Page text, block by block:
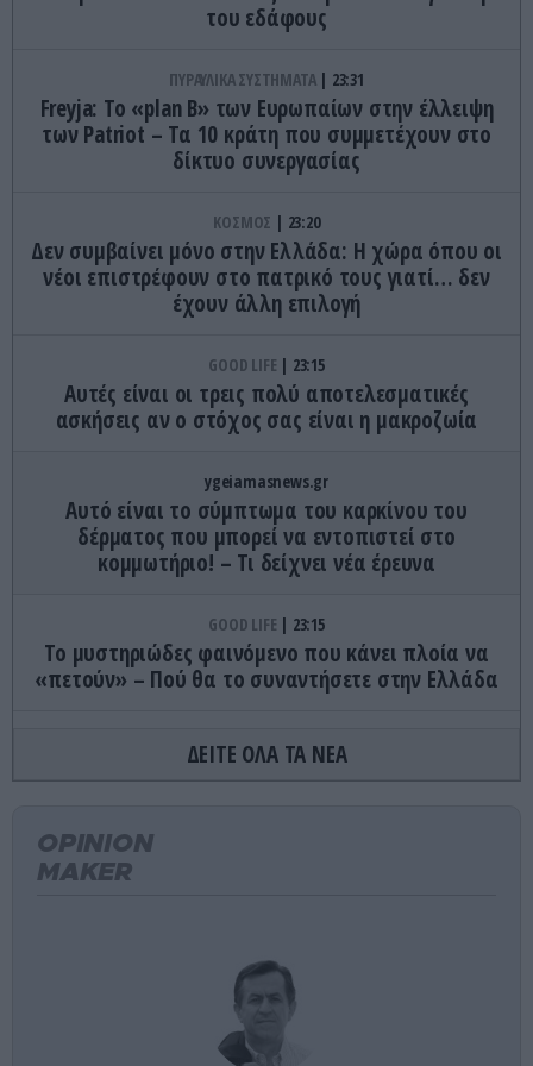
του εδάφους
ΠΥΡΑΥΛΙΚΑ ΣΥΣΤΗΜΑΤΑ 23:31
Freyja: Το «plan Β» των Ευρωπαίων στην έλλειψη
των Patriot – Τα 10 κράτη που συμμετέχουν στο
δίκτυο συνεργασίας
ΚΟΣΜΟΣ 23:20
Δεν συμβαίνει μόνο στην Ελλάδα: Η χώρα όπου οι
νέοι επιστρέφουν στο πατρικό τους γιατί… δεν
έχουν άλλη επιλογή
GOOD LIFE 23:15
Αυτές είναι οι τρεις πολύ αποτελεσματικές
ασκήσεις αν ο στόχος σας είναι η μακροζωία
ygeiamasnews.gr
Αυτό είναι το σύμπτωμα του καρκίνου του
δέρματος που μπορεί να εντοπιστεί στο
κομμωτήριο! – Τι δείχνει νέα έρευνα
GOOD LIFE 23:15
Το μυστηριώδες φαινόμενο που κάνει πλοία να
«πετούν» – Πού θα το συναντήσετε στην Ελλάδα
ΚΑΤΟΙΚΙΔΙΑ 23:08
Απάνθρωπες εικόνες στη Μύκονο: Εν έτει 2026
κατάλυμα!
GOOD LIFE
Αυτός είναι ο λόγος που οι κοριοί δεν
ΔΕΙΤΕ ΟΛΑ ΤΑ ΝΕΑ
OPINION
MAKER